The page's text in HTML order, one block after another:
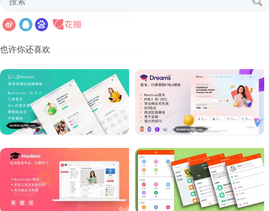
也许你还喜欢